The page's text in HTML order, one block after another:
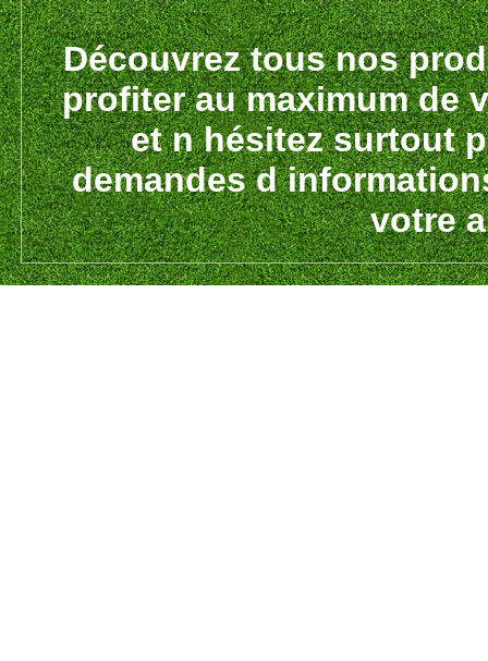
Découvrez tous nos
profiter au maximum de
et n hésitez surtout
demandes d
votre